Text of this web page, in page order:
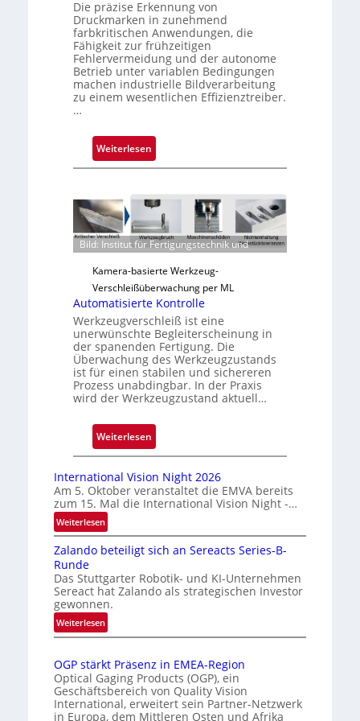
Die präzise Erkennung von
Druckmarken in zunehmend
farbkritischen Anwendungen, die
Fähigkeit zur frühzeitigen
Fehlervermeidung und der autonome
Betrieb unter variablen Bedingungen
machen industrielle Bildverarbeitung
zu einem wesentlichen Effizienztreiber.
…
Weiterlesen
Z
v
r
l
ä
s
s
i
g
e
D
r
u
m
r
k
n
e
r
k
n
n
g
Bild: Institut für Fertigungstechnik und
Kamera-basierte Werkzeug-
Verschleißüberwachung per ML
Automatisierte Kontrolle
Werkzeugverschleiß ist eine
unerwünschte Begleiterscheinung in
der spanenden Fertigung. Die
Überwachung des Werkzeugzustands
ist für einen stabilen und sichereren
Prozess unabdingbar. In der Praxis
wird der Werkzeugzustand aktuell…
Weiterlesen
A
t
o
a
t
i
s
r
e
K
o
International Vision Night 2026
Am 5. Oktober veranstaltet die EMVA bereits
zum 15. Mal die International Vision Night -…
Weiterlesen:
I
n
e
r
n
a
o
n
a
Zalando beteiligt sich an Sereacts Series-B-
Runde
Das Stuttgarter Robotik- und KI-Unternehmen
Sereact hat Zalando als strategischen Investor
gewonnen.
Weiterlesen:
Z
l
a
n
d
OGP stärkt Präsenz in EMEA-Region
Optical Gaging Products (OGP), ein
Geschäftsbereich von Quality Vision
International, erweitert sein Partner-Netzwerk
in Europa, dem Mittleren Osten und Afrika